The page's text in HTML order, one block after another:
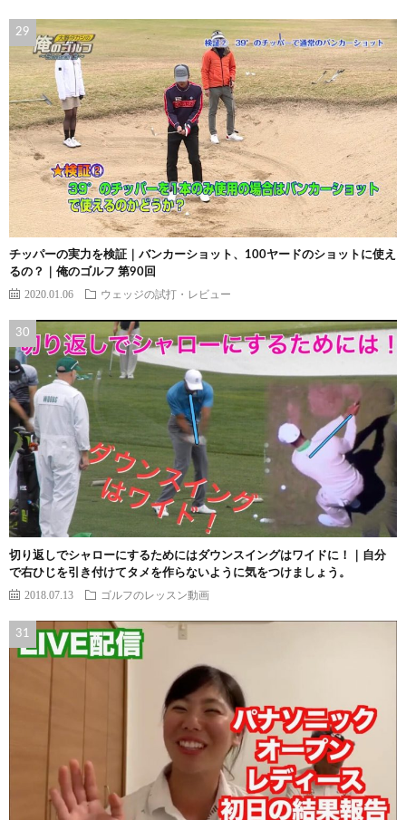
チッパーの実力を検証｜バンカーショット、100ヤードのショットに使え
るの？｜俺のゴルフ 第90回
2020.01.06 ウェッジの試打・レビュー
切り返しでシャローにするためにはダウンスイングはワイドに！｜自分
で右ひじを引き付けてタメを作らないように気をつけましょう。
2018.07.13 ゴルフのレッスン動画